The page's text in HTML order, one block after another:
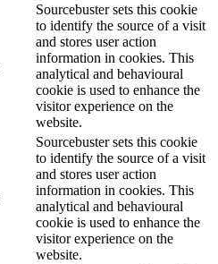
Sourcebuster sets this cookie
to identify the source of a visit
and stores user action
information in cookies. This
analytical and behavioural
cookie is used to enhance the
visitor experience on the
website.
Sourcebuster sets this cookie
to identify the source of a visit
and stores user action
information in cookies. This
analytical and behavioural
cookie is used to enhance the
visitor experience on the
website.